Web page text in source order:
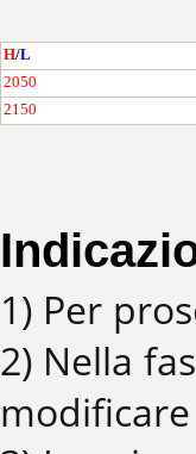
H/L
2050
2150
1) Per
2) Nella